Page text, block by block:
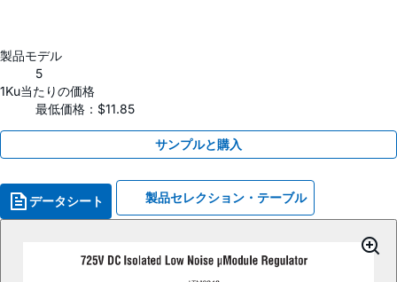
製品モデル
5
1Ku当たりの価格
最低価格：$11.85
サンプルと購入
データシート 製品セレクション・テーブル